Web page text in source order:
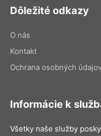
Dôležité odkazy
O nás
Kontakt
Ochrana osobných
Informácie k
Všetky naše služby